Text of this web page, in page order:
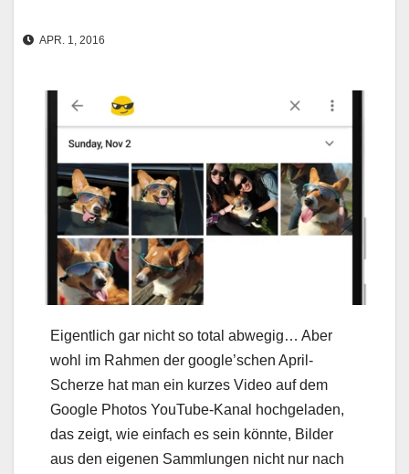
APR. 1, 2016
Eigentlich gar nicht so total abwegig… Aber
wohl im Rahmen der google’schen April-
Scherze hat man ein kurzes Video auf dem
Google Photos YouTube-Kanal hochgeladen,
das zeigt, wie einfach es sein könnte, Bilder
aus den eigenen Sammlungen nicht nur nach